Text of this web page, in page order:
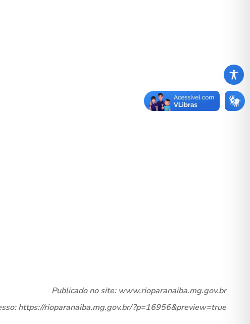
Publicado no site: www.rioparanaiba.mg.gov.br
https://rioparanaiba.mg.gov.br/?p=16956&preview=true